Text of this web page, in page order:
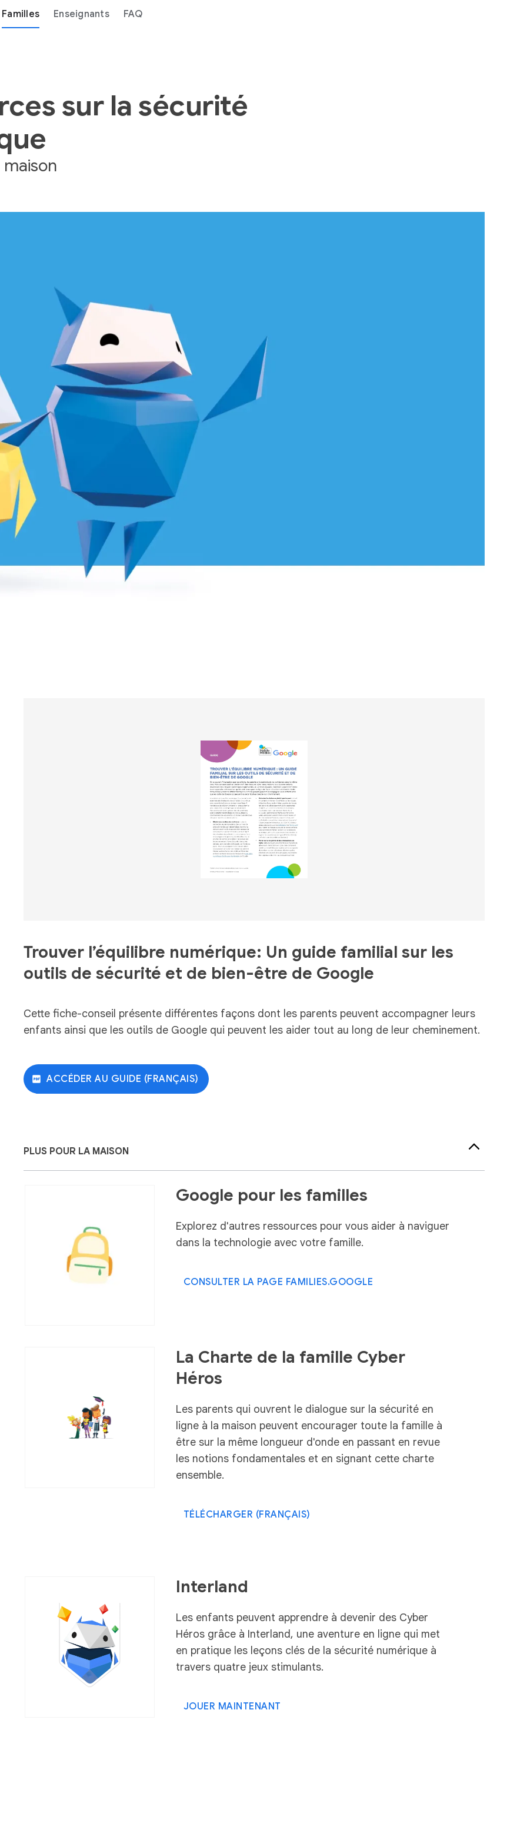
Familles Enseignants FAQ
sur la sécurité
Trouver l’équilibre numérique: Un guide familial sur les
outils de sécurité et de bien-être de Google
Cette fiche-conseil présente différentes façons dont les parents peuvent accompagner leurs
enfants ainsi que les outils de Google qui peuvent les aider tout au long de leur cheminement.
ACCÉDER AU GUIDE (FRANÇAIS)
PLUS POUR LA MAISON
Google pour les familles
Explorez d'autres ressources pour vous aider à naviguer
dans la technologie avec votre famille.
CONSULTER LA PAGE FAMILIES.GOOGLE
La Charte de la famille Cyber
Héros
Les parents qui ouvrent le dialogue sur la sécurité en
ligne à la maison peuvent encourager toute la famille à
être sur la même longueur d'onde en passant en revue
les notions fondamentales et en signant cette charte
ensemble.
TÉLÉCHARGER (FRANÇAIS)
Interland
Les enfants peuvent apprendre à devenir des Cyber
Héros grâce à Interland, une aventure en ligne qui met
en pratique les leçons clés de la sécurité numérique à
travers quatre jeux stimulants.
JOUER MAINTENANT